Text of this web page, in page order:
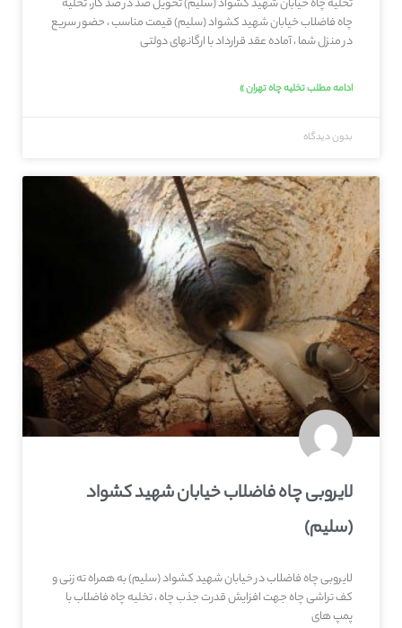
تخلیه چاه خیابان شهید کشواد (سلیم) تحویل صد در صد کار، تخلیه
چاه فاضلاب خیابان شهید کشواد (سلیم) قیمت مناسب ، حضور سریع
در منزل شما ، آماده عقد قرارداد با ارگانهای دولتی
ادامه مطلب تخلیه چاه تهران »
بدون دیدگاه
لایروبی چاه فاضلاب خیابان شهید کشواد
(سلیم)
لایروبی چاه فاضلاب در خیابان شهید کشواد (سلیم) به همراه ته زنی و
کف تراشی چاه جهت افزایش قدرت جذب چاه ، تخلیه چاه فاضلاب با
پمپ های